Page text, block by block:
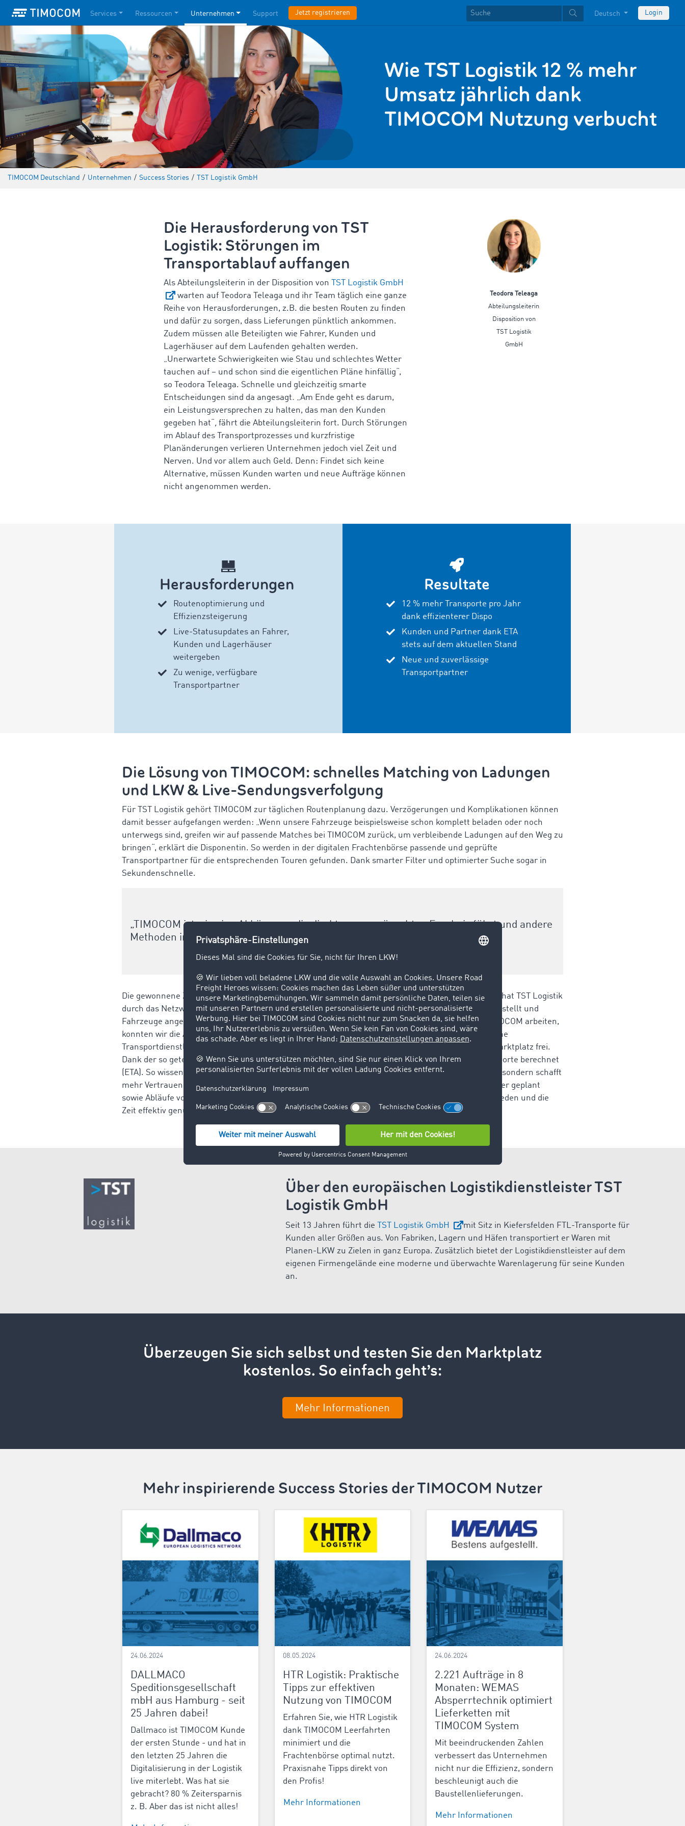
Services Ressourcen Unternehmen Support Jetzt registrieren Deutsch Login
Wie TST Logistik 12 % mehr
Umsatz jährlich dank
TIMOCOM Nutzung verbucht
TIMOCOM Deutschland / Unternehmen / Success Stories / TST Logistik GmbH
Die Herausforderung von TST
Logistik: Störungen im
Transportablauf auffangen
Als Abteilungsleiterin in der Disposition von
TST Logistik GmbH
warten auf Teodora Teleaga und ihr Team täglich eine ganze
Reihe von Herausforderungen, z.B. die besten Routen zu finden
und dafür zu sorgen, dass Lieferungen pünktlich ankommen.
Zudem müssen alle Beteiligten wie Fahrer, Kunden und
Lagerhäuser auf dem Laufenden gehalten werden.
„Unerwartete Schwierigkeiten wie Stau und schlechtes Wetter
tauchen auf – und schon sind die eigentlichen Pläne hinfällig“,
so Teodora Teleaga. Schnelle und gleichzeitig smarte
Entscheidungen sind da angesagt. „Am Ende geht es darum,
ein Leistungsversprechen zu halten, das man den Kunden
gegeben hat“ , fährt die Abteilungsleiterin fort. Durch Störungen
im Ablauf des Transportprozesses und kurzfristige
Planänderungen verlieren Unternehmen jedoch viel Zeit und
Nerven. Und vor allem auch Geld. Denn: Findet sich keine
Alternative, müssen Kunden warten und neue Aufträge können
nicht angenommen werden.
Teodora Teleaga
Abteilungsleiterin
Disposition von
TST Logistik
GmbH
Herausforderungen
Routenoptimierung und
Effizienzsteigerung
Live-Statusupdates an Fahrer,
Kunden und Lagerhäuser
weitergeben
Zu wenige, verfügbare
Transportpartner
Resultate
12 % mehr Transporte pro Jahr
dank effizienterer Dispo
Kunden und Partner dank ETA
stets auf dem aktuellen Stand
Neue und zuverlässige
Transportpartner
Die Lösung von TIMOCOM: schnelles Matching von Ladungen
und LKW & Live-Sendungsverfolgung
Für TST Logistik gehört TIMOCOM zur täglichen Routenplanung dazu. Verzögerungen und Komplikationen können
damit besser aufgefangen werden: „Wenn unsere Fahrzeuge beispielsweise schon komplett beladen oder noch
unterwegs sind, greifen wir auf passende Matches bei TIMOCOM zurück, um verbleibende Ladungen auf den Weg zu
bringen“, erklärt die Disponentin. So werden in der digitalen Frachtenbörse passende und geprüfte
Transportpartner für die entsprechenden Touren gefunden. Dank smarter Filter und optimierter Suche sogar in
Sekundenschnelle.
„TIMOCOM ist wie eine Abkürzung, die direkt zum gewünschten Ergebnis führt und andere
Methoden in den Schatten stellt“, fasst die Dispositionsleitung zusammen.
Die gewonnene Zeit investiert TST Logistik in den Geschäftsausbau – und dies mit vollem Erfolg. So hat TST Logistik
durch das Netzwerk viele neue, wertvolle Geschäftspartner gewonnen sowie neue Mitarbeiter eingestellt und
Fahrzeuge angeschafft. Über ihre Erfahrung mit TIMOCOM berichtet Teleaga: „Seitdem wir mit TIMOCOM arbeiten,
konnten wir die Anzahl unserer durchgeführten Transporte jährlich um ca. 12 % steigern.“ Zahlreiche
Transportdienstleister geben zudem ihre LKW zur
über den TIMOCOM Marktplatz frei.
Dank der so geteilten GPS-Daten, wird im Hintergrund die geschätzte Ankunftszeit der Warentransporte berechnet
(ETA). So wissen alle Beteiligten automatisch, wo sich die Ladung befindet. Das spart nicht nur Zeit, sondern schafft
mehr Vertrauen und stärkt das Image der Transportpartner
Zeitfenster an der Rampe können besser geplant
sowie Abläufe vorgezogen und verschoben werden. Damit können Leerläufe und Wartezeiten vermieden und die
Zeit effektiv genutzt werden.
Über den europäischen Logistikdienstleister TST
Logistik GmbH
Seit 13 Jahren führt die TST Logistik GmbH
mit Sitz in Kiefersfelden FTL-Transporte für
Kunden aller Größen aus. Von Fabriken, Lagern und Häfen transportiert er Waren mit
Planen-LKW zu Zielen in ganz Europa. Zusätzlich bietet der Logistikdienstleister auf dem
eigenen Firmengelände eine moderne und überwachte Warenlagerung für seine Kunden
an.
Überzeugen Sie sich selbst und testen Sie den Marktplatz
kostenlos. So einfach geht’s:
Mehr Informationen
Mehr inspirierende Success Stories der TIMOCOM Nutzer
24.06.2024
DALLMACO
Speditionsgesellschaft
mbH aus Hamburg - seit
25 Jahren dabei!
Dallmaco ist TIMOCOM Kunde
der ersten Stunde - und hat in
den letzten 25 Jahren die
Digitalisierung in der Logistik
live miterlebt. Was hat sie
gebracht? 80 % Zeitersparnis
z. B. Aber das ist nicht alles!
08.05.2024
HTR Logistik: Praktische
Tipps zur effektiven
Nutzung von TIMOCOM
Erfahren Sie, wie HTR Logistik
dank TIMOCOM Leerfahrten
minimiert und die
Frachtenbörse optimal nutzt.
Praxisnahe Tipps direkt von
den Profis!
Mehr Informationen
24.06.2024
2.221 Aufträge in 8
Monaten: WEMAS
Absperrtechnik optimiert
Lieferketten mit
TIMOCOM System
Mit beeindruckenden Zahlen
verbessert das Unternehmen
nicht nur die Effizienz, sondern
beschleunigt auch die
Baustellenlieferungen.
Mehr Informationen